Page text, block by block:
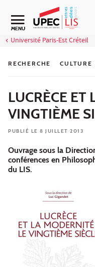
Aller au contenu
MENU
Université Paris-Est Créteil
RECHERCHE
LUCRÈCE ET
VINGTIÈME
PUBLIÉ LE 8 JUILLET 2013
Ouvrage sous la
conférences en
du LIS.